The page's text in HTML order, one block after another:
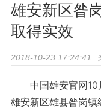
雄安新区昝
取得实效
2018-10-23 17:24:41
中国雄安官网10
雄安新区雄县昝岗镇